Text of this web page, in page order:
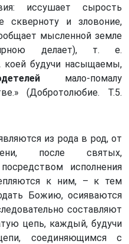
иссушает сырость
скверноту и зловоние,
мысленной земле
делает), т. е.
коей будучи насыщаемы,
мало-помалу
(Добротолюбие. Т.5.
из рода в род, от
после святых,
исполнения
к ним, – к тем
Божию, осияваются
составляют
цепь, каждый, будучи
соединяющимся с